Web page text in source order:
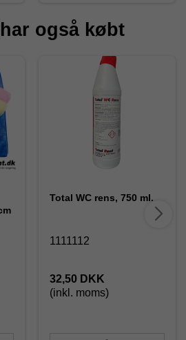
også købt
Total WC rens, 750 ml.
1111112
32,50 DKK
(inkl. moms)